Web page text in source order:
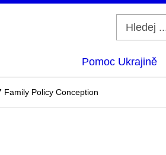
Pomoc Ukrajině
Policy Conception